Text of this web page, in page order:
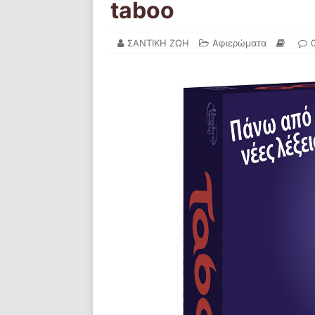
taboo
ΣΑΝΤΙΚΗ ΖΩΗ Αφιερώματα